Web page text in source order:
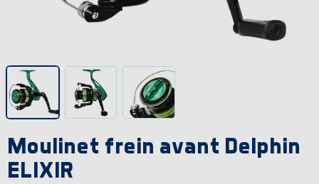
Moulinet frein avant Delphin
ELIXIR